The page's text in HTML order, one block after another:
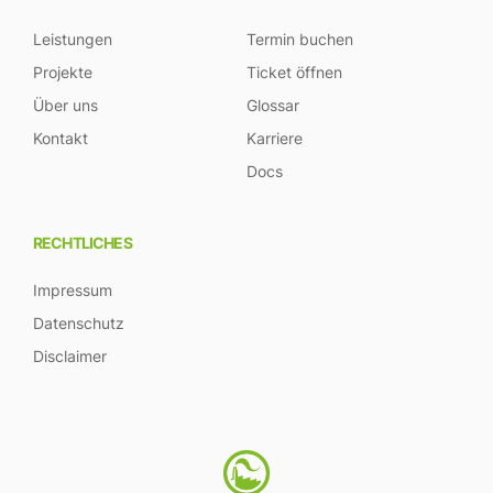
Leistungen
Projekte
Über uns
Kontakt
Termin buchen
Ticket öffnen
Glossar
Karriere
Docs
RECHTLICHES
Impressum
Datenschutz
Disclaimer